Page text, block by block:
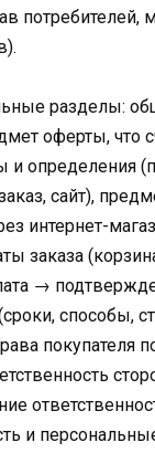
потребителей,
разделы:
оферты, что
и определения
сайт),
интернет-
заказа
→
способы,
покупателя
и